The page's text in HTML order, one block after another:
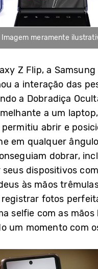
Imagem meramente
Z Flip, a Samsung
a interação das
a Dobradiça
a um
abrir e
em qualquer
dobrar,
seus dispositivos
às mãos
fotos
selfie com as mãos
um momento com